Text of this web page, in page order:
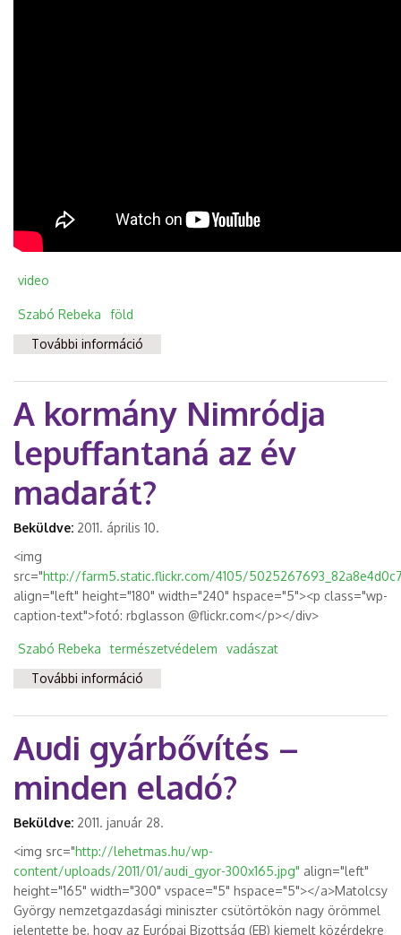
video
Szabó Rebeka
föld
További információ
tartalommal kapcsolatosan
A kormány Nimródja
lepuffantaná az év
madarát?
Beküldve: 2011. április 10.
<img
src="http://farm5.static.flickr.com/4105/
align="left" height="180" width="240" hspace="5"><p class="wp-
caption-text">fotó: rbglasson @flickr.com</p></div>
Szabó Rebeka természetvédelem
vadászat
További információ
Audi gyárbővítés –
minden eladó?
Beküldve: 2011. január 28.
<img src="http://lehetmas.hu/wp-
content/uploads/2011/01/audi_gyor-300x165.jpg" align="left"
height="165" width="300" vspace="5" hspace="5"></a>Matolcsy
György nemzetgazdasági miniszter csütörtökön nagy örömmel
jelentette be, hogy az Európai Bizottság (EB) kiemelt közérdekre